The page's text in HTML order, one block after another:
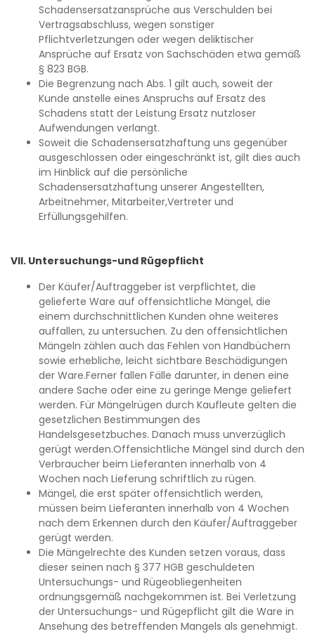
Schadensersatzansprüche aus Verschulden bei
Vertragsabschluss, wegen sonstiger
Pflichtverletzungen oder wegen deliktischer
Ansprüche auf Ersatz von Sachschäden etwa gemäß
§ 823 BGB.
Die Begrenzung nach Abs. 1 gilt auch, soweit der
Kunde anstelle eines Anspruchs auf Ersatz des
Schadens statt der Leistung Ersatz nutzloser
Aufwendungen verlangt.
Soweit die Schadensersatzhaftung uns gegenüber
ausgeschlossen oder eingeschränkt ist, gilt dies auch
im Hinblick auf die persönliche
Schadensersatzhaftung unserer Angestellten,
Arbeitnehmer, Mitarbeiter,Vertreter und
Erfüllungsgehilfen.
VII. Untersuchungs-und Rügepflicht
Der Käufer/Auftraggeber ist verpflichtet, die
gelieferte Ware auf offensichtliche Mängel, die
einem durchschnittlichen Kunden ohne weiteres
auffallen, zu untersuchen. Zu den offensichtlichen
Mängeln zählen auch das Fehlen von Handbüchern
sowie erhebliche, leicht sichtbare Beschädigungen
der Ware.Ferner fallen Fälle darunter, in denen eine
andere Sache oder eine zu geringe Menge geliefert
werden. Für Mängelrügen durch Kaufleute gelten die
gesetzlichen Bestimmungen des
Handelsgesetzbuches. Danach muss unverzüglich
gerügt werden.Offensichtliche Mängel sind durch den
Verbraucher beim Lieferanten innerhalb von 4
Wochen nach Lieferung schriftlich zu rügen.
Mängel, die erst später offensichtlich werden,
müssen beim Lieferanten innerhalb von 4 Wochen
nach dem Erkennen durch den Käufer/Auftraggeber
gerügt werden.
Die Mängelrechte des Kunden setzen voraus, dass
dieser seinen nach § 377 HGB geschuldeten
Untersuchungs- und Rügeobliegenheiten
ordnungsgemäß nachgekommen ist. Bei Verletzung
der Untersuchungs- und Rügepflicht gilt die Ware in
Ansehung des betreffenden Mangels als genehmigt.